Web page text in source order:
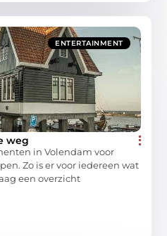
ENTERTAINMENT
weg
in Volendam voor
Zo is er voor iedereen wat
een overzicht